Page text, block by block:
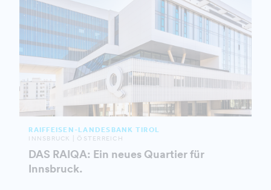
RAIFFEISEN-LANDESBANK TIROL
INNSBRUCK | ÖSTERREICH
DAS RAIQA: Ein neues Quartier für
Innsbruck.